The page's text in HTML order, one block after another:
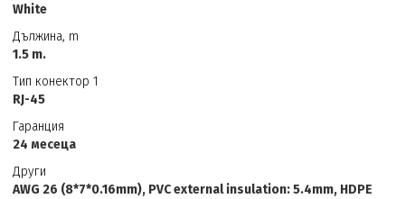
White
Дължина, m
1.5 m.
Тип конектор 1
RJ-45
Гаранция
24 месеца
Други
AWG 26 (8*7*0.16mm), PVC external insulation: 5.4mm, HDPE